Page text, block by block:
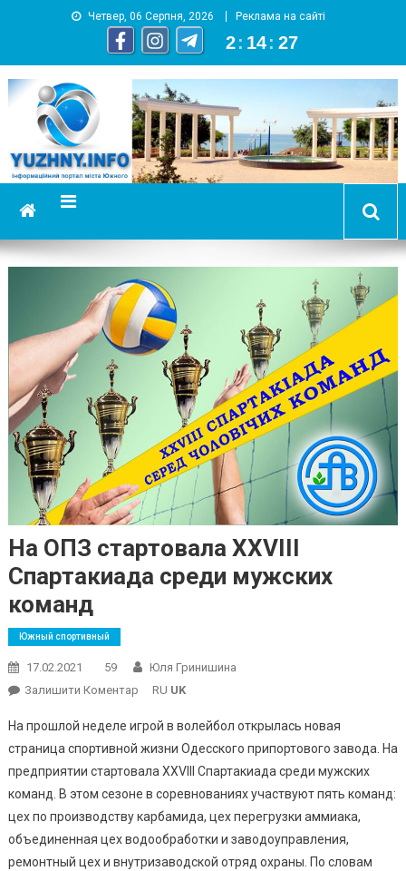
Четвер, 06 Серпня, 2026 Реклама на сайті
2 : 14 : 27
YUZHNY.INFO
информационный портал города Южный
На ОПЗ стартовала XXVIII
Спартакиада среди мужских
команд
Южный спортивный
17.02.2021 59
Юля Гринишина
Залишити КоментарOn
ОПЗ
Стартовала
XXVIII
Спартакиада
Среди
Мужских
Команд
RU UK
На прошлой неделе игрой в волейбол открылась новая
страница спортивной жизни Одесского припортового завода. На
предприятии стартовала XXVIII Спартакиада среди мужских
команд. В этом сезоне в соревнованиях участвуют пять команд:
цех по производству карбамида, цех перегрузки аммиака,
объединенная цех водообработки и заводоуправления,
ремонтный цех и внутризаводской отряд охраны. По словам